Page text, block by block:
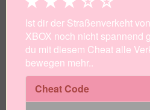
Ist dir der Straßenverkeht
XBOX noch nicht spannend
du mit diesem Cheat alle
bewegen mehr..
Cheat Code